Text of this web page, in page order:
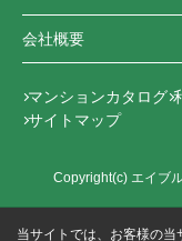
会社概要
マンションカタログ
サイトマップ
Copyright(c) エイブ
当サイトでは、お客様の当